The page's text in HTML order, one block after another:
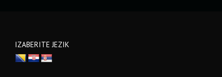
IZABERITE JEZIK